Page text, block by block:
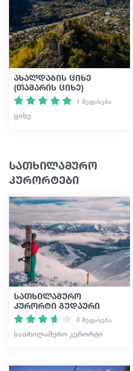
ახალდაბის ციხე
(თამარის ციხე)
1 შეფასება
ᲪᲘᲮᲔ
სათხილამურო
კურორტები
სათხილამურო
კურორტი გუდაური
3 შეფასება
ᲡᲐᲗᲮᲘᲚᲐᲛᲣᲠᲝ ᲙᲣᲠᲝᲠᲢᲘ